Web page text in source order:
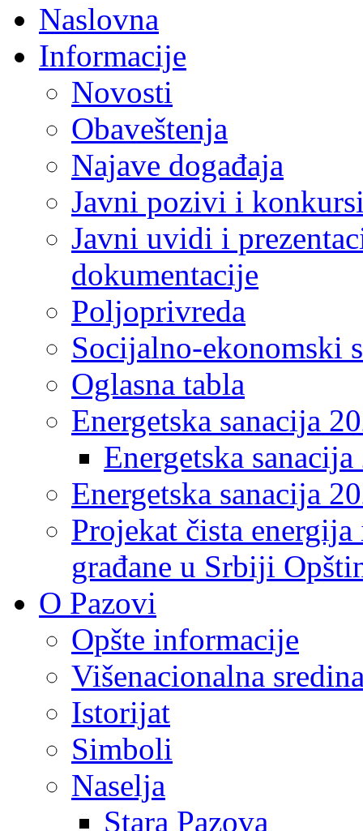
Naslovna
Informacije
Novosti
Obaveštenja
Najave događaja
Javni pozivi i
Javni uvidi i
dokumentacije
Poljoprivreda
Socijalno-ekonomski
Oglasna tabla
Energetska sanacija
Energetska
Energetska sanacija
Projekat čista
građane u Srbiji
O Pazovi
Opšte informacije
Višenacionalna
Istorijat
Simboli
Naselja
Stara Pazova